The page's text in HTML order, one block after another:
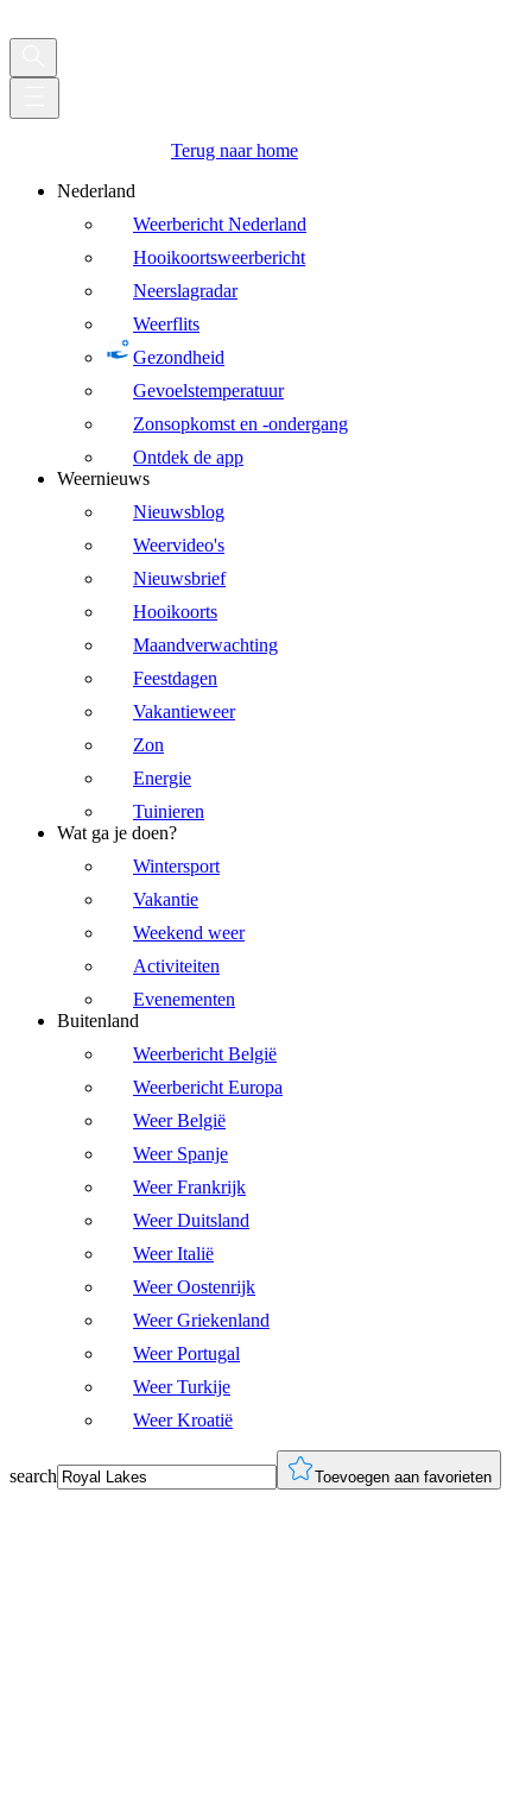
Terug naar home
Nederland
Weerbericht Nederland
Hooikoortsweerbericht
Neerslagradar
Weerflits
Gezondheid
Gevoelstemperatuur
Zonsopkomst en -ondergang
Ontdek de app
Weernieuws
Nieuwsblog
Weervideo's
Nieuwsbrief
Hooikoorts
Maandverwachting
Feestdagen
Vakantieweer
Zon
Energie
Tuinieren
Wat ga je doen?
Wintersport
Vakantie
Weekend weer
Activiteiten
Evenementen
Buitenland
Weerbericht België
Weerbericht Europa
Weer België
Weer Spanje
Weer Frankrijk
Weer Duitsland
Weer Italië
Weer Oostenrijk
Weer Griekenland
Weer Portugal
Weer Turkije
Weer Kroatië
search Toevoegen aan favorieten